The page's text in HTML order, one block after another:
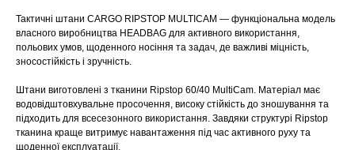
Тактичні штани CARGO RIPSTOP MULTICAM — функціональна модель
власного виробництва HEADBAG для активного використання,
польових умов, щоденного носіння та задач, де важливі міцність,
зносостійкість і зручність.
Штани виготовлені з тканини Ripstop 60/40 MultiCam. Матеріал має
водовідштовхувальне просочення, високу стійкість до зношування та
підходить для всесезонного використання. Завдяки структурі Ripstop
тканина краще витримує навантаження під час активного руху та
щоденної експлуатації.